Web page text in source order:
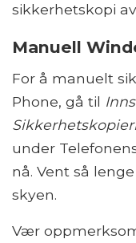
sikkerhetskopi
Manuell
For å manuelt
Phone, gå til
under
nå. Vent så
skyen.
Vær